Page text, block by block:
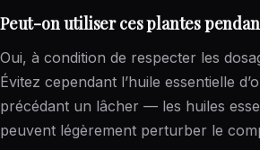
Peut-on utiliser ces plantes
Oui, à condition de respecter les
Évitez cependant l’huile essentielle
précédant un lâcher — les huiles
peuvent légèrement perturber le